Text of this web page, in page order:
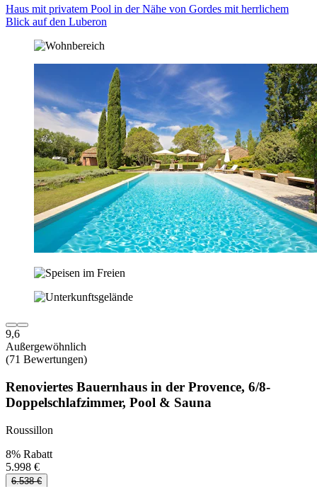
Haus mit privatem Pool in der Nähe von Gordes mit herrlichem
Blick auf den Luberon
9,6
Außergewöhnlich
(71 Bewertungen)
Renoviertes Bauernhaus in der Provence, 6/8-
Doppelschlafzimmer, Pool & Sauna
Roussillon
8% Rabatt
5.998 €
6.538 €